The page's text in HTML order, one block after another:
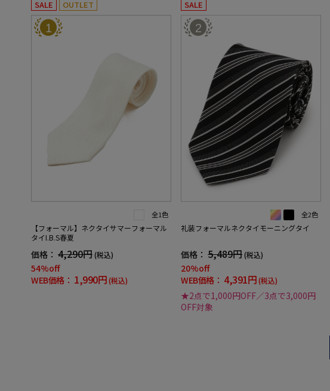
SALE OUTLET
1
全1色
【フォーマル】ネクタイサマーフォーマル
タイI.B.S春夏
価格： 4,290円(税込)
54%off
WEB価格： 1,990円(税込)
SALE
2
全2色
礼装フォーマルネクタイモーニングタイ
価格： 5,489円(税込)
20%off
WEB価格： 4,391円(税込)
★2点で1,000円OFF／3点で3,000円
OFF対象